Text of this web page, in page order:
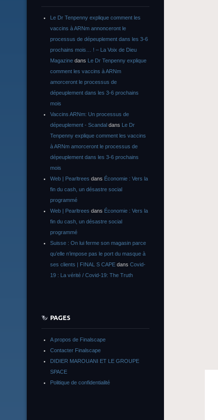
Le Dr Tenpenny explique comment les
vaccins à ARNm annonceront le
processus de dépeuplement dans les 3-6
prochains mois… ! – La Voix de Dieu
Magazine dans Le Dr Tenpenny explique
comment les vaccins à ARNm
amorceront le processus de
dépeuplement dans les 3-6 prochains
mois
Vaccins ARNm: Un processus de
dépeuplement - Scandal dans Le Dr
Tenpenny explique comment les vaccins
à ARNm amorceront le processus de
dépeuplement dans les 3-6 prochains
mois
Web | Pearltrees dans Économie : Vers la
fin du cash, un désastre social
programmé
Web | Pearltrees dans Économie : Vers la
fin du cash, un désastre social
programmé
Suisse : On lui ferme son magasin parce
qu’elle n’impose pas le port du masque à
ses clients | FINAL S CAPE dans Covid-
19 : La vérité / Covid-19: The Truth
PAGES
A propos de Finalscape
Contacter Finalscape
DIDIER MAROUANI ET LE GROUPE
SPACE
Politique de confidentialité